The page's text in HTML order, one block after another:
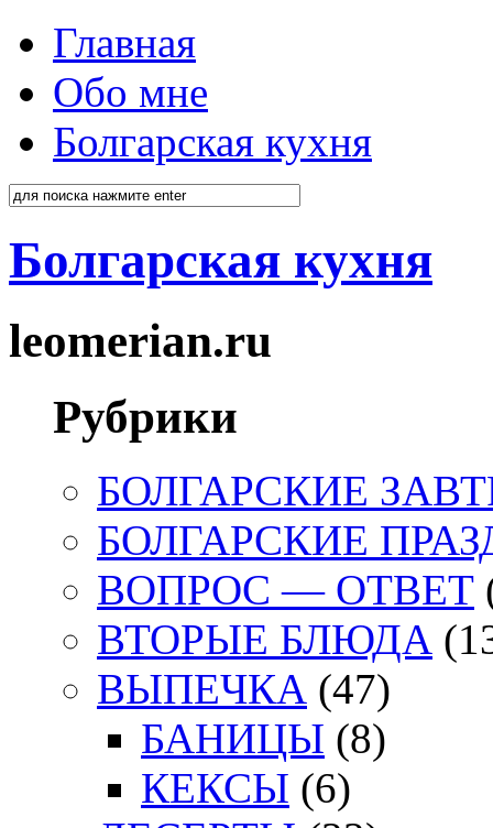
Главная
Обо мне
Болгарская кухня
Болгарская кухня
leomerian.ru
Рубрики
БОЛГАРСКИЕ
БОЛГАРСКИЕ
ВОПРОС — ОТВЕТ
ВТОРЫЕ БЛЮДА
ВЫПЕЧКА (47)
БАНИЦЫ (8)
КЕКСЫ (6)